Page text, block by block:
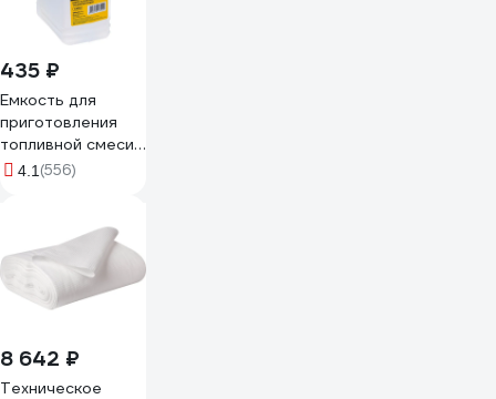
435 ₽
Емкость для
приготовления
топливной смеси
(1 л) Champion
4.1 (556)
8 642 ₽
Техническое